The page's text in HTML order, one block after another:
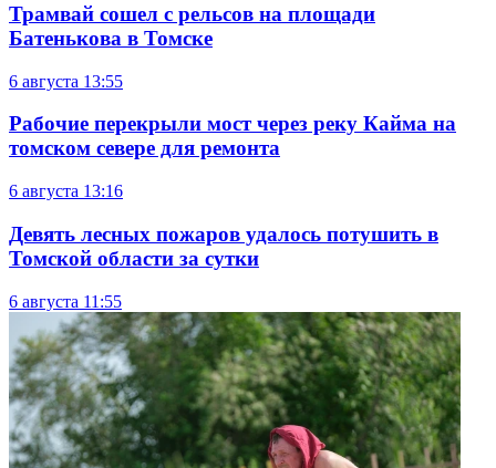
Трамвай сошел с рельсов на площади
Батенькова в Томске
6 августа 13:55
Рабочие перекрыли мост через реку Кайма на
томском севере для ремонта
6 августа 13:16
Девять лесных пожаров удалось потушить в
Томской области за сутки
6 августа 11:55